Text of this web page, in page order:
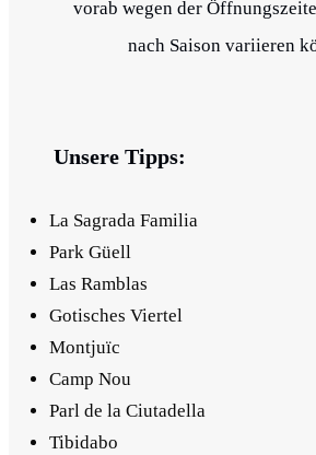
vorab wegen der
nach Saison variieren
Unsere Tipps:
La Sagrada Familia
Park Güell
Las Ramblas
Gotisches Viertel
Montjuïc
Camp Nou
Parl de la Ciutadella
Tibidabo